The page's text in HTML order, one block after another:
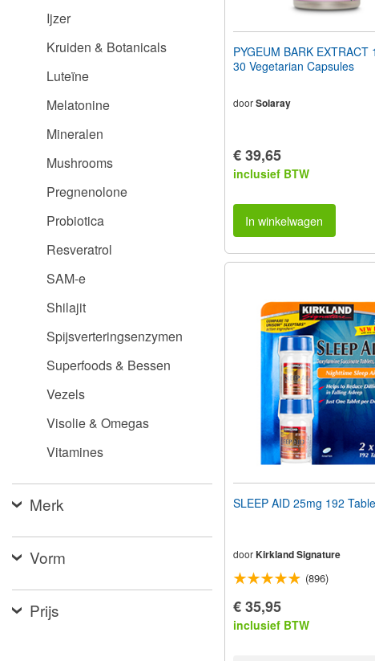
Ijzer
Kruiden & Botanicals
Luteïne
Melatonine
Mineralen
Mushrooms
Pregnenolone
Probiotica
Resveratrol
SAM-e
Shilajit
Spijsverteringsenzymen
Superfoods & Bessen
Vezels
Visolie & Omegas
Vitamines
Merk
Vorm
Prijs
PYGEUM BARK EXTRACT
30 Vegetarian Capsules
doorSolaray
€ 39,65
inclusief BTW
In winkelwagen
SLEEP AID 25mg 192
doorKirkland Signature
(896)
€ 35,95
inclusief BTW